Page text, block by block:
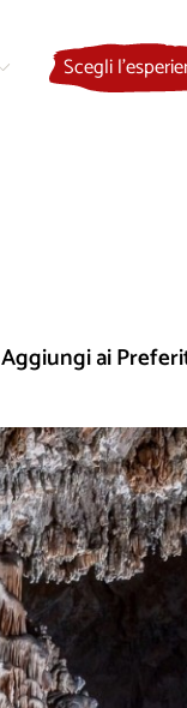
Scegli
Aggiungi ai